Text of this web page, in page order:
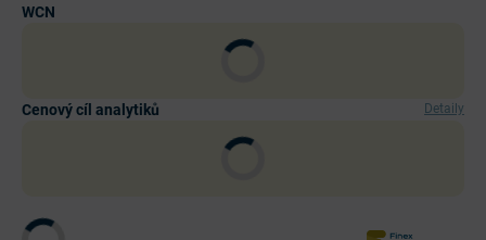
WCN
Cenový cíl analytiků Detaily